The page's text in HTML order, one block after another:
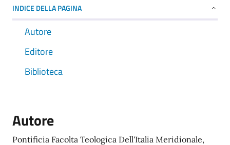
INDICE DELLA PAGINA
Autore
Editore
Biblioteca
Autore
Pontificia Facolta Teologica Dell'Italia Meridionale,